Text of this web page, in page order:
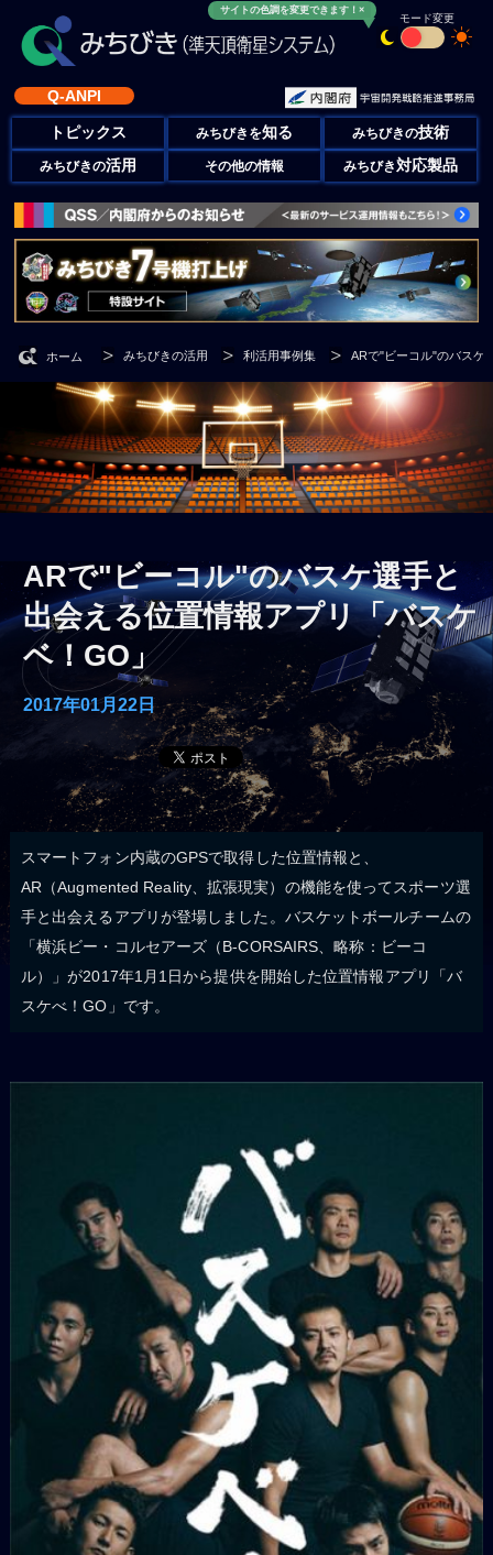
サイトの色調を変更できます！×
モード変更
Q-ANPI
トピックス みちびきを知る みちびきの技術
みちびきの活用 その他の情報 みちびき対応製品
ホーム みちびきの活用 利活用事例集 ARで"ビーコル"のバスケ
ARで"ビーコル"のバスケ選手と
出会える位置情報アプリ「バスケ
ベ！GO」
2017年01月22日
スマートフォン内蔵のGPSで取得した位置情報と、
AR（Augmented Reality、拡張現実）の機能を使ってスポーツ選
手と出会えるアプリが登場しました。バスケットボールチームの
「横浜ビー・コルセアーズ（B-CORSAIRS、略称：ビーコ
ル）」が2017年1月1日から提供を開始した位置情報アプリ「バ
スケべ！GO」です。